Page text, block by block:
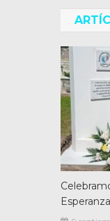
Esperanza